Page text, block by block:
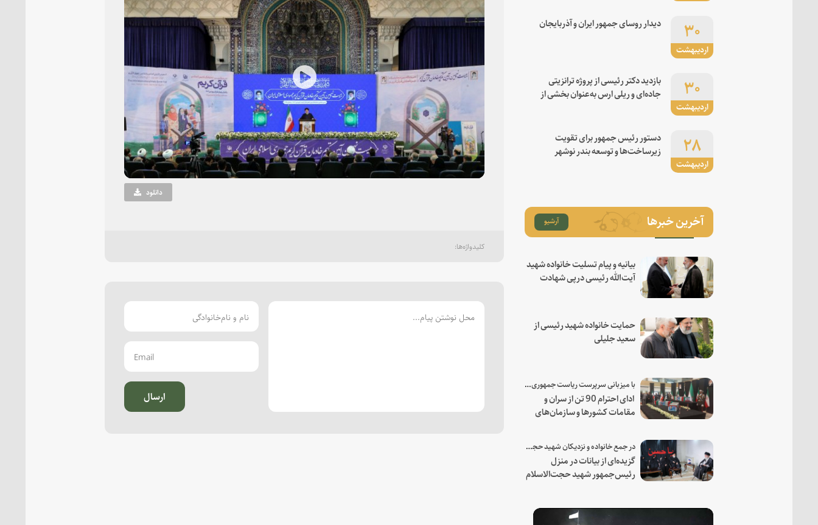
Play
Video
دانلود
ارسال
اردیبهشت
۳۰ دیدار روسای جمهور ایران و آذربایجان
اردیبهشت
۳۰
بازدید دکتر رئیسی از پروژه ترانزیتی
جاده‌ای و ریلی ارس به‌عنوان بخشی از
اردیبهشت
۲۸
دستور رئیس جمهور برای تقویت
زیرساخت‌ها و توسعه بندر نوشهر
آخرین خبرها آرشیو
بیانیه و پیام تسلیت خانواده شهید
آیت‌الله رئیسی درپی شهادت
حمایت خانواده شهید رئیسی از
سعید جلیلی
با میزبانی سرپرست ریاست جمهوری صورت گرفت؛
ادای احترام 90 تن از سران و
مقامات کشورها و سازمان‌های
در جمع خانواده و نزدیکان شهید حجت‌الاسلام‌والمسلمین رئیسی:
گزیده‌ای از بیانات در منزل
رئیس‌جمهور شهید حجت‌الاسلام